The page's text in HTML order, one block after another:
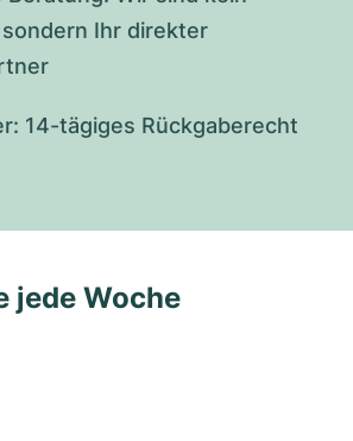
Ihr direkter
14-tägiges Rückgaberecht
jede Woche